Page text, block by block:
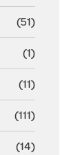
(51)
(1)
(11)
(111)
(14)